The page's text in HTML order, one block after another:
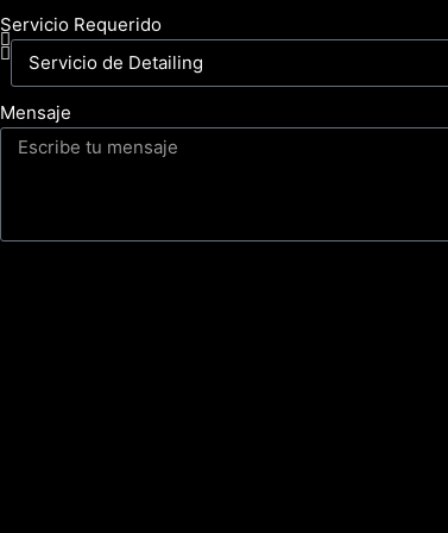
Servicio Requerido
Mensaje